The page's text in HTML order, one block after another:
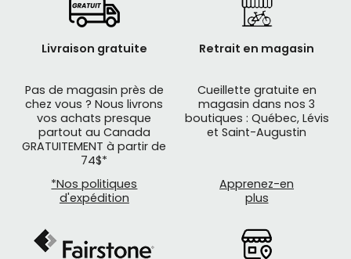
Livraison gratuite
Pas de magasin près de
chez vous ? Nous livrons
vos achats presque
partout au Canada
GRATUITEMENT à partir de
74$*
*Nos politiques
d'expédition
Retrait en magasin
Cueillette gratuite en
magasin dans nos 3
boutiques : Québec, Lévis
et Saint-Augustin
Apprenez-en
plus